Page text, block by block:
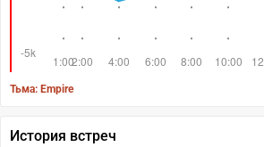
Тьма: Empire
История встреч